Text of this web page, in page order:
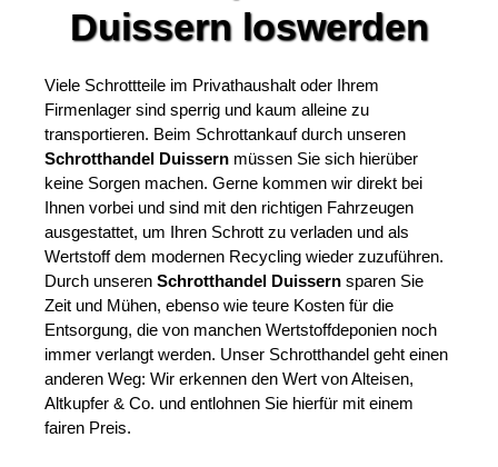
Duissern loswerden
Viele Schrottteile im Privathaushalt oder Ihrem
Firmenlager sind sperrig und kaum alleine zu
transportieren. Beim Schrottankauf durch unseren
Schrotthandel Duissern müssen Sie sich hierüber
keine Sorgen machen. Gerne kommen wir direkt bei
Ihnen vorbei und sind mit den richtigen Fahrzeugen
ausgestattet, um Ihren Schrott zu verladen und als
Wertstoff dem modernen Recycling wieder zuzuführen.
Durch unseren Schrotthandel Duissern sparen Sie
Zeit und Mühen, ebenso wie teure Kosten für die
Entsorgung, die von manchen Wertstoffdeponien noch
immer verlangt werden. Unser Schrotthandel geht einen
anderen Weg: Wir erkennen den Wert von Alteisen,
Altkupfer & Co. und entlohnen Sie hierfür mit einem
fairen Preis.